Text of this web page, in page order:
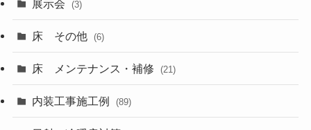
展示会 (3)
床 その他 (6)
床 メンテナンス・補修 (21)
内装工事施工例 (89)